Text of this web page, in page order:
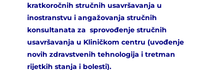
kratkoročnih stručnih usavršavanja u
inostranstvu i angažovanja stručnih
konsultanata za sprovođenje stručnih
usavršavanja u Kliničkom centru (uvođenje
novih zdravstvenih tehnologija i tretman
rijetkih stanja i bolesti).